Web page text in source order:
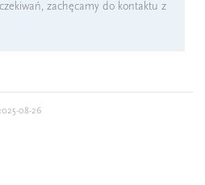
zachęcamy do kontaktu z
08-26